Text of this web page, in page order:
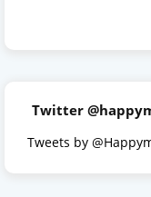
Twitter
Tweets by